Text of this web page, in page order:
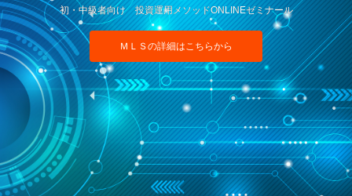
初・中級者向け 投資運用メソッドONLINEゼミナール
ＭＬＳの詳細はこちらから